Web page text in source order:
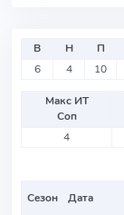
В Н П
6
4 10
Макс ИТ
Соп
4
Сезон Дата